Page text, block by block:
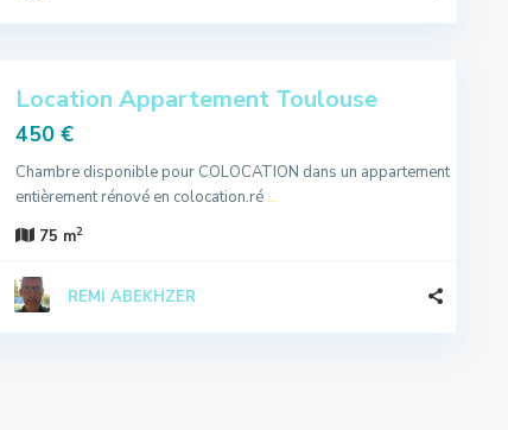
Location Appartement Toulouse
450 €
Chambre disponible pour COLOCATION dans un appartement
entièrement rénové en colocation.ré ...
75 m2
REMI ABEKHZER